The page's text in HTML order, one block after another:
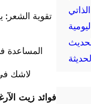
لاشك
فوائد زيت
الذاتي